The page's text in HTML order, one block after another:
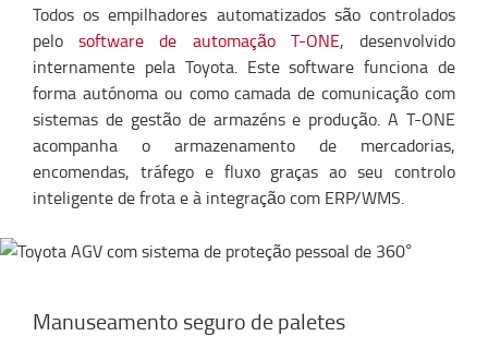
Todos os empilhadores automatizados são controlados
pelosoftware de automação T-ONE, desenvolvido
internamente pela Toyota. Este software funciona de
forma autónoma ou como camada de comunicação com
sistemas de gestão de armazéns e produção. A T-ONE
acompanha o armazenamento de mercadorias,
encomendas, tráfego e fluxo graças ao seu controlo
inteligente de frota e à integração com ERP/WMS.
Manuseamento seguro de paletes